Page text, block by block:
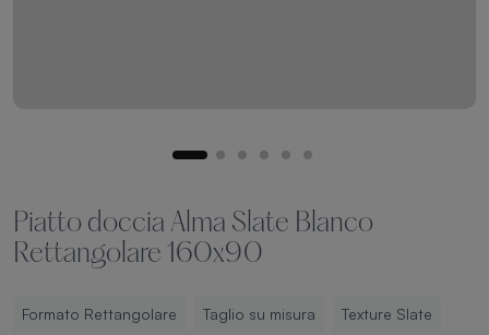
Piatto doccia Alma Slate Blanco
Rettangolare 160x90
Formato Rettangolare Taglio su misura Texture Slate